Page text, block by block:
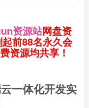
资源站网盘资
前88名永久会
资源均共享！
一体化开发实